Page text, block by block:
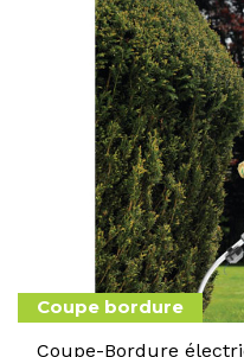
Coupe bordure
Coupe-Bordure